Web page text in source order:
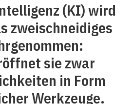
(KI) wird
zweischneidiges
sie zwar
in Form
Werkzeuge.